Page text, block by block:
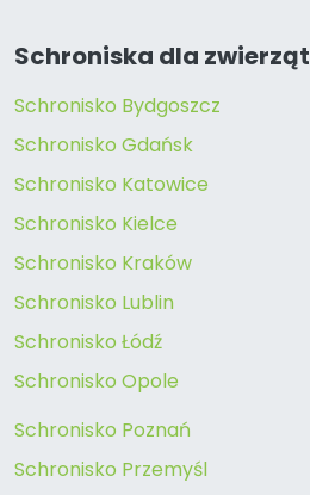
Schroniska dla zwierząt
Schronisko Bydgoszcz
Schronisko Gdańsk
Schronisko Katowice
Schronisko Kielce
Schronisko Kraków
Schronisko Lublin
Schronisko Łódź
Schronisko Opole
Schronisko Poznań
Schronisko Przemyśl